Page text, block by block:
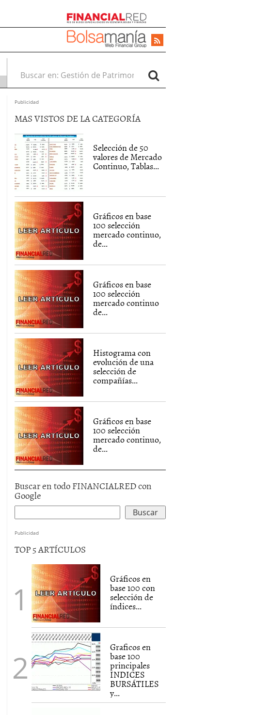
Buscar en:
Publicidad
MAS VISTOS DE LA CATEGORÍA
Selección de 50
valores de Mercado
Continuo, Tablas...
Gráficos en base
100 selección
mercado continuo,
de...
Gráficos en base
100 selección
mercado continuo
de...
Histograma con
evolución de una
selección de
compañías...
Gráficos en base
100 selección
mercado continuo,
de...
Buscar en todo FINANCIALRED con
Google
Publicidad
TOP 5 ARTÍCULOS
Gráficos en
base 100 con
selección de
índices...
Graficos en
base 100
principales
INDICES
BURSÁTILES
y...